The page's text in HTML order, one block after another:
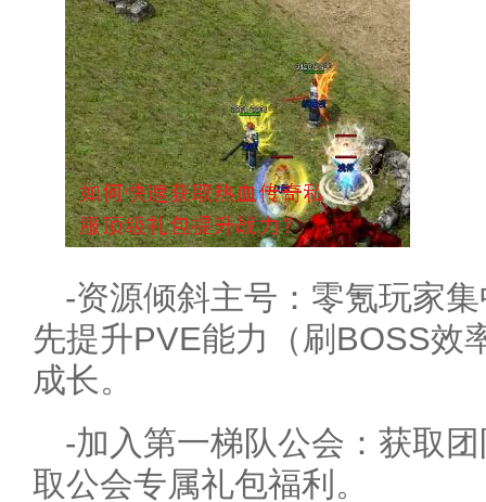
-资源倾斜主号：零氪玩家
先提升PVE能力（刷BOSS效
成长。
-加入第一梯队公会：获取
取公会专属礼包福利。